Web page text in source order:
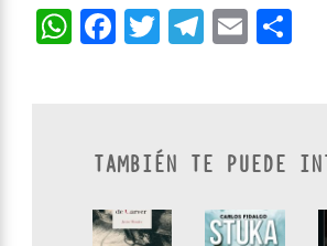
WhatsApp
Facebook
TwitterEmail
TAMBIÉN TE PUEDE